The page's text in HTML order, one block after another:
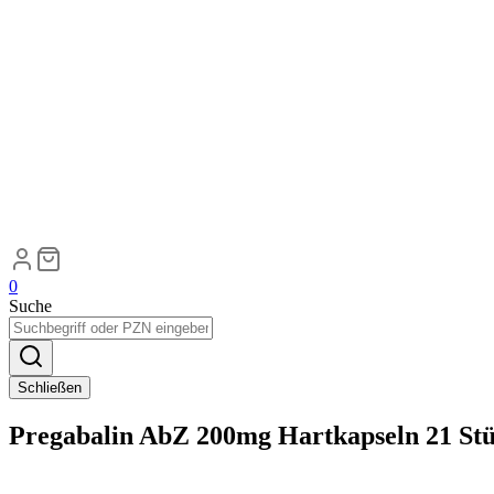
0
Suche
Schließen
Pregabalin AbZ 200mg Hartkapseln 21